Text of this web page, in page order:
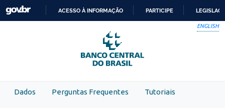
Skip to main content
PARA
O
CONTEÚDO
ACESSO À INFORMAÇÃO PARTICIPE
ENGLISH
Dados Perguntas Frequentes Tutoriais